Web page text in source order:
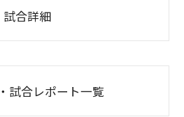
試合詳細
試合レポート一覧